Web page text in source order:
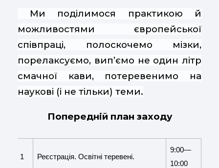
Ми поділимося практикою й
можливостями європейської
співпраці, полоскочемо мізки,
порелаксуємо, вип’ємо не один літр
смачної кави, потеревенимо на
наукові (і не тільки) теми.
Попередній план заходу
1 Реєстрація. Освітні теревені.
9:00—
10:00